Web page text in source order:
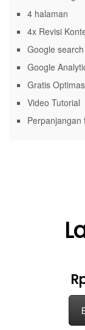
4 halaman
4x Revisi
Google
Google
Gratis
Video Tutorial
Perpanjangan